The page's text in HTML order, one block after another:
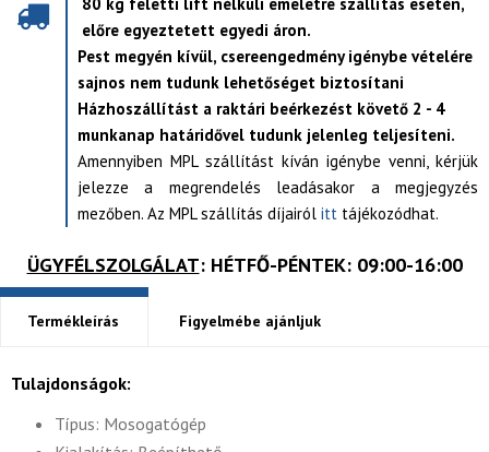
előre egyeztetett egyedi áron.
Pest megyén kívül, csereengedmény igénybe vételére
sajnos nem tudunk lehetőséget biztosítani
Házhoszállítást a raktári beérkezést követő 2 - 4
munkanap határidővel tudunk jelenleg teljesíteni.
Amennyiben MPL szállítást kíván igénybe venni, kérjük
jelezze a megrendelés leadásakor a megjegyzés
mezőben. Az MPL szállítás díjairól itt tájékozódhat.
ÜGYFÉLSZOLGÁLAT: HÉTFŐ-PÉNTEK: 09:00-16:00
Termékleírás Figyelmébe ajánljuk
Tulajdonságok:
Típus: Mosogatógép